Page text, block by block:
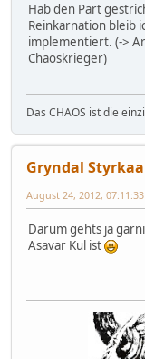
Hab den Part
Reinkarnation bleib
implementiert. (->
Chaoskrieger)
Das CHAOS ist die
Gryndal
August 24, 2012, 07:11:33
Darum gehts ja
Asavar Kul ist